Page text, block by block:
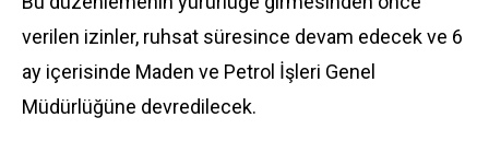
verilen izinler, ruhsat süresince devam edecek ve 6
ay içerisinde Maden ve Petrol İşleri Genel
Müdürlüğüne devredilecek.